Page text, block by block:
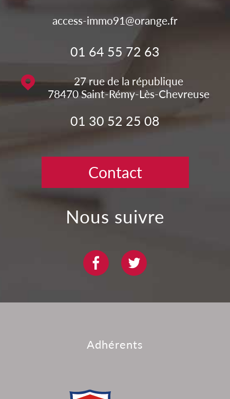
access-immo91@orange.fr
01 64 55 72 63
27 rue de la république
78470 Saint-Rémy-Lès-Chevreuse
01 30 52 25 08
Contact
nous suivre
adhérents